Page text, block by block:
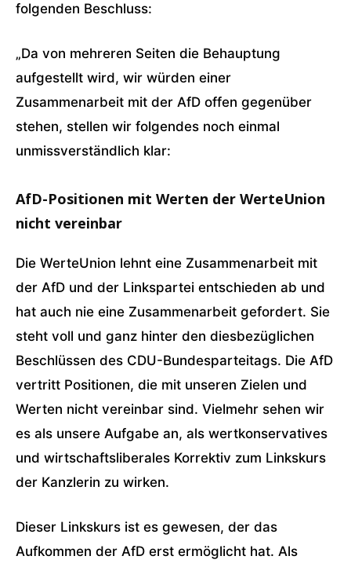
folgenden Beschluss:
„Da von mehreren Seiten die Behauptung
aufgestellt wird, wir würden einer
Zusammenarbeit mit der AfD offen gegenüber
stehen, stellen wir folgendes noch einmal
unmissverständlich klar:
AfD-Positionen mit Werten der WerteUnion
nicht vereinbar
Die WerteUnion lehnt eine Zusammenarbeit mit
der AfD und der Linkspartei entschieden ab und
hat auch nie eine Zusammenarbeit gefordert. Sie
steht voll und ganz hinter den diesbezüglichen
Beschlüssen des CDU-Bundesparteitags. Die AfD
vertritt Positionen, die mit unseren Zielen und
Werten nicht vereinbar sind. Vielmehr sehen wir
es als unsere Aufgabe an, als wertkonservatives
und wirtschaftsliberales Korrektiv zum Linkskurs
der Kanzlerin zu wirken.
Dieser Linkskurs ist es gewesen, der das
Aufkommen der AfD erst ermöglicht hat. Als